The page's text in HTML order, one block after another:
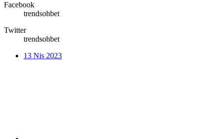
Facebook
trendsohbet
Twitter
trendsohbet
13 Nis 2023